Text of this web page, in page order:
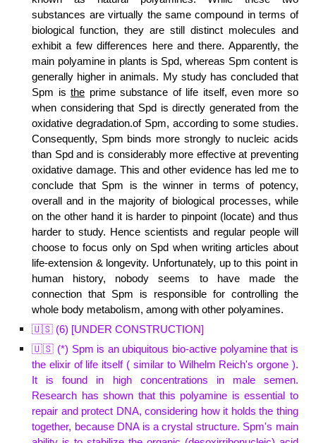
substances are virtually the same compound in terms of
biological function, they are still distinct molecules and
exhibit a few differences here and there. Apparently, the
main polyamine in plants is Spd, whereas Spm content is
generally higher in animals. My study has concluded that
Spm isthe prime substance of ife itself, even more so
when considering that Spd is directly generated from the
oxidative degradation.of Spm, according to some studies.
Consequently, Spm binds more strongly to nucleic acids
than Spd and is considerably more effective at preventing
oxidative damage. This and other evidence has led me to
conclude that Spm is thewinner in terms of potency,
overall and in the majority of biological processes, while
on the other hand itis harder to pinpoint (locate) and thus
harder to study. Hence scientists and regular people will
choose to focus only on Spd when writing articles about
life-extension & longevity. Unfortunately, up to this point in
human history, nobody seems to have made the
connection that Spm is responsible for controlling the
whole body metabolism, among with other polyamines.
🇺🇸 (6) [UNDER CONSTRUCTION]
🇺🇸 (*) Spm is an ubiquitous bio-active polyamine that is
the elixir of life itself ( similar to Wilhelm Reich's orgone ).
It is found in high concentrations in male semen.
Research has shown that this polyamine is essential to
repair and protect DNA,considering how it holds the thing
together, because DNA is a crystal structure. Spm's main